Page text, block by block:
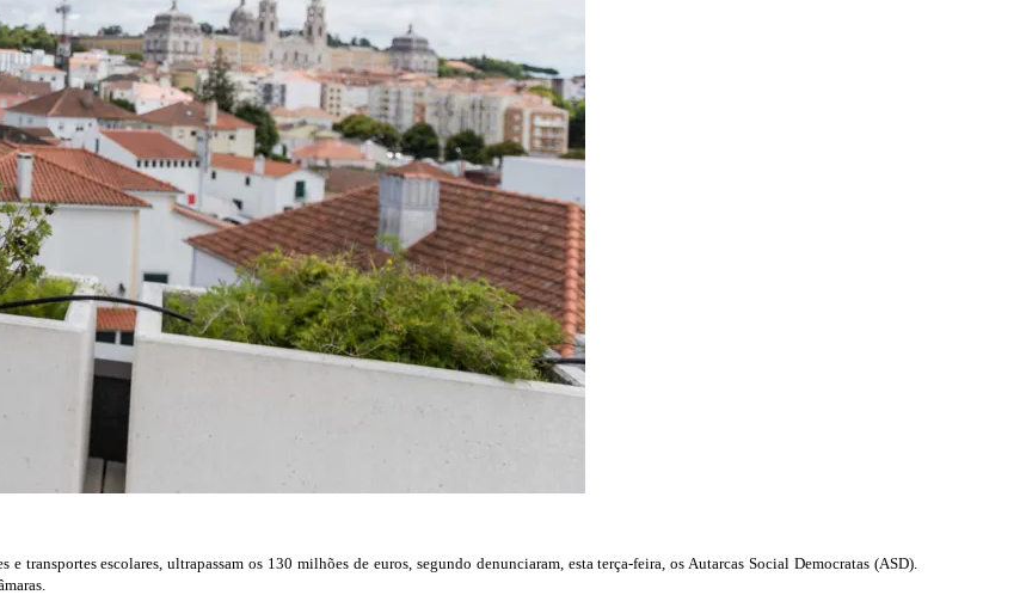
transportes escolares, ultrapassam os 130 milhões de euros, segundo denunciaram, esta terça-feira, os Autarcas Social Democratas (ASD).